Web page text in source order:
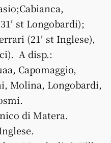
st Longobardi);
(21′ st Inglese),
A disp.:
Capomaggio,
Molina, Longobardi,
di Matera.